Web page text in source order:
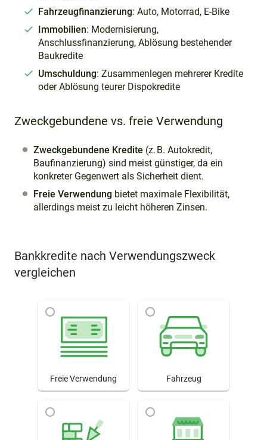
Fahrzeugfinanzierung: Auto, Motorrad, E-Bike
Immobilien: Modernisierung,
Anschlussfinanzierung, Ablösung bestehender
Baukredite
Umschuldung: Zusammenlegen mehrerer Kredite
oder Ablösung teurer Dispokredite
Zweckgebundene vs. freie Verwendung
Zweckgebundene Kredite (z. B. Autokredit,
Baufinanzierung) sind meist günstiger, da ein
konkreter Gegenwert als Sicherheit dient.
Freie Verwendung bietet maximale Flexibilität,
allerdings meist zu leicht höheren Zinsen.
Bankkredite nach Verwendungszweck
vergleichen
Freie Verwendung Fahrzeug